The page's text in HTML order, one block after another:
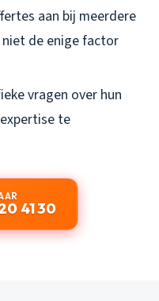
aan bij meerdere
de enige factor
vragen over hun
te
41 30